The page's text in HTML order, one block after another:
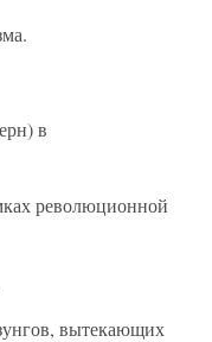
в
революционной
вытекающих